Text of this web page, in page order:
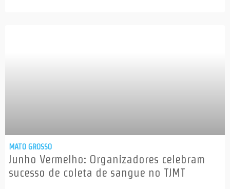
MATO GROSSO
Junho Vermelho: Organizadores celebram
sucesso de coleta de sangue no TJMT